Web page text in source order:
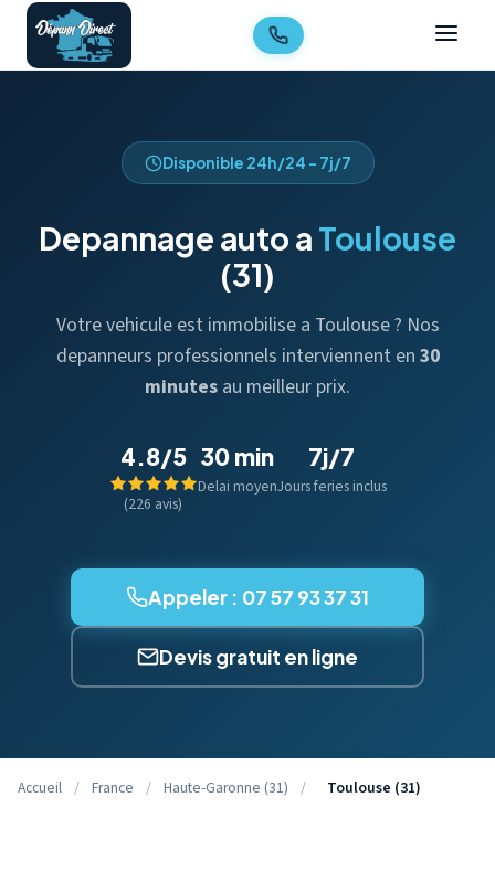
Disponible 24h/24 - 7j/7
Depannage auto a Toulouse
(31)
Votre vehicule est immobilise a Toulouse ? Nos
depanneurs professionnels interviennent en 30
minutes au meilleur prix.
4.8/5
(226 avis)
30 min
Delai moyen
7j/7
Jours feries inclus
Appeler : 07 57 93 37 31
Devis gratuit en ligne
Accueil / France / Haute-Garonne (31) / Toulouse (31)